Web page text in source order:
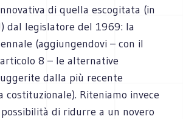
di quella escogitata (in
dal legislatore del 1969: la
(aggiungendovi – con il
8 – le alternative
dalla più recente
costituzionale). Riteniamo invece
di ridurre a un novero